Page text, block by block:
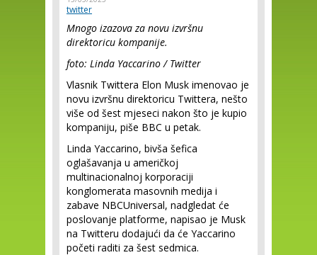
twitter
Mnogo izazova za novu izvršnu
direktoricu kompanije.
foto: Linda Yaccarino / Twitter
Vlasnik Twittera Elon Musk imenovao je
novu izvršnu direktoricu Twittera, nešto
više od šest mjeseci nakon što je kupio
kompaniju, piše BBC u petak.
Linda Yaccarino, bivša šefica
oglašavanja u američkoj
multinacionalnoj korporaciji
konglomerata masovnih medija i
zabave NBCUniversal, nadgledat će
poslovanje platforme, napisao je Musk
na Twitteru dodajući da će Yaccarino
početi raditi za šest sedmica.